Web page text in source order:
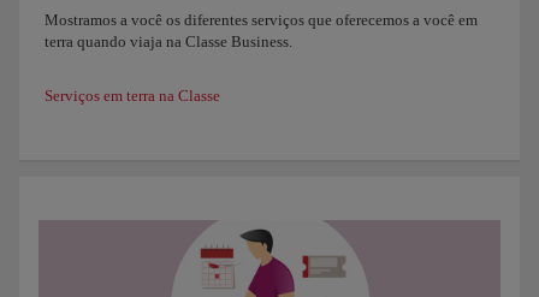
Mostramos a você os diferentes serviços que oferecemos a você em
terra quando viaja na Classe Business.
Serviços em terra na Classe